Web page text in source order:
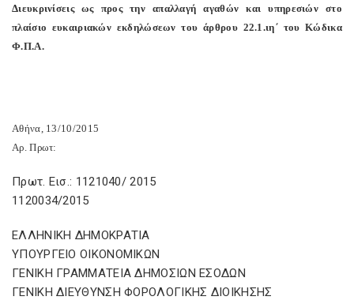
Διευκρινίσεις ως προς την απαλλαγή αγαθών και υπηρεσιών στο
πλαίσιο ευκαιριακών εκδηλώσεων του άρθρου 22.1.ιη΄ του Κώδικα
Φ.Π.Α.
Αθήνα, 13/10/2015
Αρ. Πρωτ:
Πρωτ. Εισ.: 1121040/ 2015
1120034/2015
ΕΛΛΗΝΙΚΗ ΔΗΜΟΚΡΑΤΙΑ
ΥΠΟΥΡΓΕΙΟ ΟΙΚΟΝΟΜΙΚΩΝ
ΓΕΝΙΚΗ ΓΡΑΜΜΑΤΕΙΑ ΔΗΜΟΣΙΩΝ ΕΣΟΔΩΝ
ΓΕΝΙΚΗ ΔΙΕΥΘΥΝΣΗ ΦΟΡΟΛΟΓΙΚΗΣ ΔΙΟΙΚΗΣΗΣ